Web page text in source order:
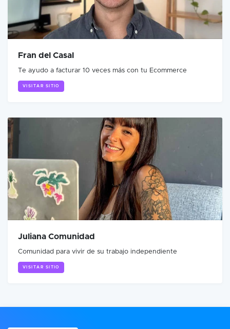
Fran del Casal
Te ayudo a facturar 10 veces más con tu Ecommerce
VISITAR SITIO
Juliana Comunidad
Comunidad para vivir de su trabajo independiente
VISITAR SITIO